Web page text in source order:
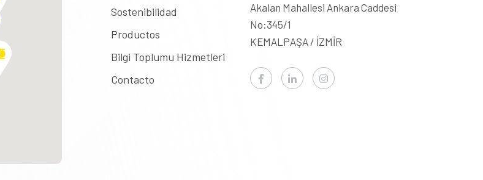
Sostenibilidad
Productos
Bilgi Toplumu Hizmetleri
Contacto
Akalan Mahallesi Ankara Caddesi
No:345/1
KEMALPAŞA / İZMİR